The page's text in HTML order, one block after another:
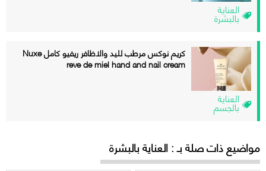
العناية
بالبشرة
العناية
بالجسم
كريم نوكس مرطب لليد والاظافر ريفيو كامل Nuxe
reve de miel hand and nail cream
مواضيع ذات صلة بـ : العناية بالبشرة